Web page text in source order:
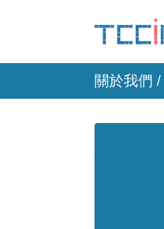
關於我們 /